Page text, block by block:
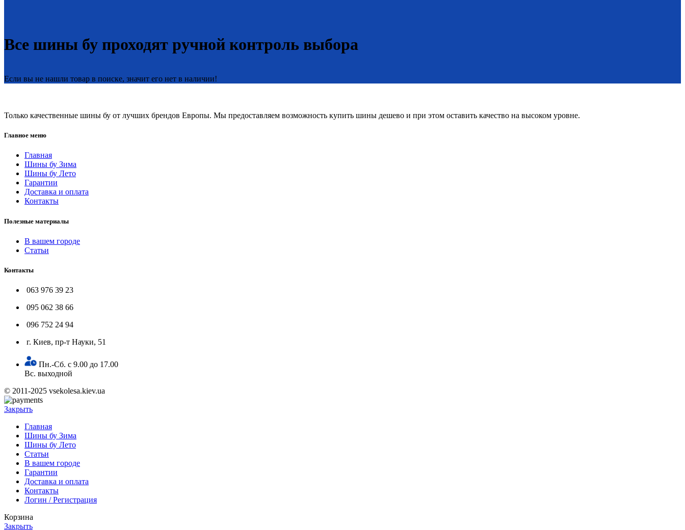
Все шины бу проходят ручной контроль выбора
Если вы не нашли товар в поиске, значит его нет в наличии!
Только качественные шины бу от лучших брендов Европы. Мы предоставляем возможность купить шины дешево и при этом оставить качество на высоком уровне.
Главное меню
Главная
Шины бу Зима
Шины бу Лето
Гарантии
Доставка и оплата
Контакты
Полезные материалы
В вашем городе
Статьи
Контакты
063 976 39 23
095 062 38 66
096 752 24 94
г. Киев, пр-т Науки, 51
Пн.-Сб. с 9.00 до 17.00
Вс. выходной
© 2011-2025 vsekolesa.kiev.ua
Закрыть
Главная
Шины бу Зима
Шины бу Лето
Статьи
В вашем городе
Гарантии
Доставка и оплата
Контакты
Логин / Регистрация
Корзина
Закрыть